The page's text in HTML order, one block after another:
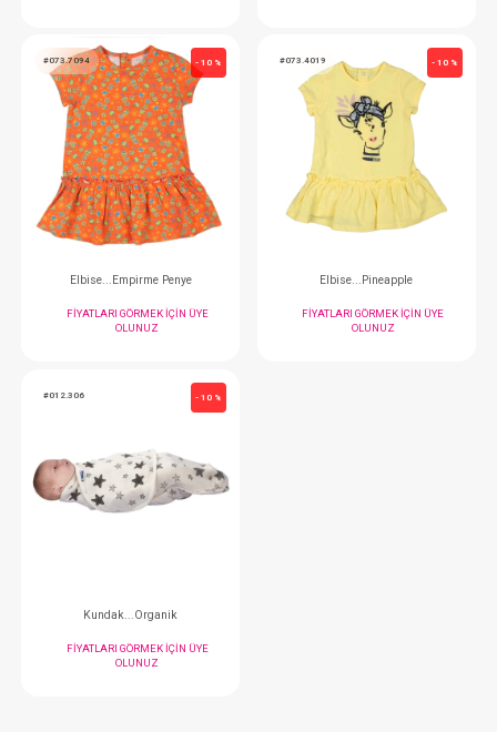
Elbise...Flower Penye
FIYATLARI GÖRMEK IÇIN ÜYE
OLUNUZ
FIYATLARI
#073.7094
Elbise...Empirme Penye
FIYATLARI GÖRMEK IÇIN ÜYE
#073.4019
#012.306